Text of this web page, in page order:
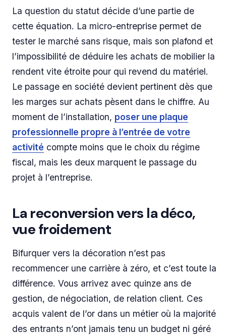
La question du statut décide d’une partie de
cette équation. La micro-entreprise permet de
tester le marché sans risque, mais son plafond et
l’impossibilité de déduire les achats de mobilier la
rendent vite étroite pour qui revend du matériel.
Le passage en société devient pertinent dès que
les marges sur achats pèsent dans le chiffre. Au
moment de l’installation, poser une plaque
professionnelle propre à l’entrée de votre
activité compte moins que le choix du régime
fiscal, mais les deux marquent le passage du
projet à l’entreprise.
La reconversion vers la déco,
vue froidement
Bifurquer vers la décoration n’est pas
recommencer une carrière à zéro, et c’est toute la
différence. Vous arrivez avec quinze ans de
gestion, de négociation, de relation client. Ces
acquis valent de l’or dans un métier où la majorité
des entrants n’ont jamais tenu un budget ni géré